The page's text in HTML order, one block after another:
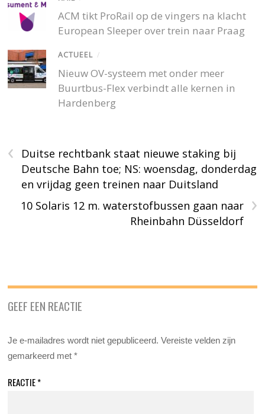
ACM tikt ProRail op de vingers na klacht
European Sleeper over trein naar Praag
ACTUEEL /
Nieuw OV-systeem met onder meer
Buurtbus-Flex verbindt alle kernen in
Hardenberg
‹
Duitse rechtbank staat nieuwe staking bij
Deutsche Bahn toe; NS: woensdag, donderdag
en vrijdag geen treinen naar Duitsland
›
10 Solaris 12 m. waterstofbussen gaan naar
Rheinbahn Düsseldorf
GEEF EEN REACTIE
Je e-mailadres wordt niet gepubliceerd. Vereiste velden zijn
gemarkeerd met*
REACTIE*